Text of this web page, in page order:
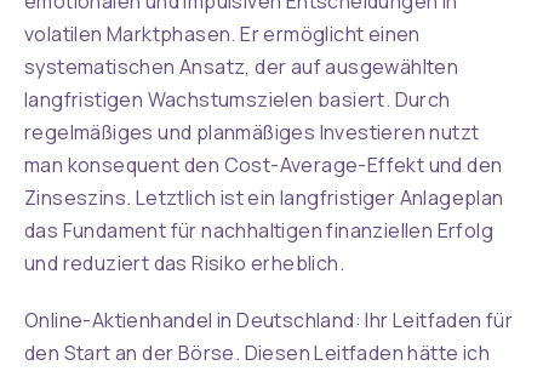
volatilen Marktphasen. Er ermöglicht einen
systematischen Ansatz, der auf ausgewählten
langfristigen Wachstumszielen basiert. Durch
regelmäßiges und planmäßiges Investieren nutzt
man konsequent den Cost-Average-Effekt und den
Zinseszins. Letztlich ist ein langfristiger Anlageplan
das Fundament für nachhaltigen finanziellen Erfolg
und reduziert das Risiko erheblich.
Online-Aktienhandel in Deutschland: Ihr Leitfaden für
den Start an der Börse. Diesen Leitfaden hätte ich